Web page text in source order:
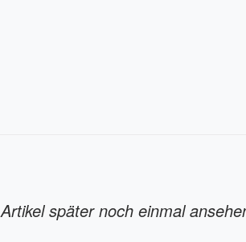
später noch einmal